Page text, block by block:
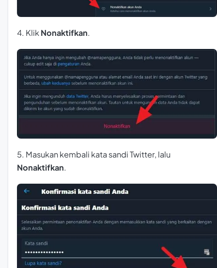
4. KlikNonaktifkan.
5. Masukan kembali kata sandi Twitter, lalu
Nonaktifkan.